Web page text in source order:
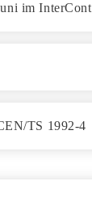
im InterCont
TS 1992-4